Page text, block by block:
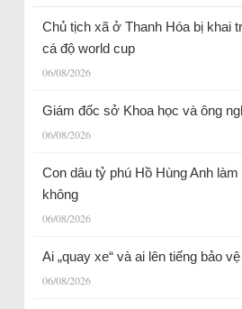
Chủ tịch xã ở Thanh Hóa bị khai
cá độ world cup
06/08/2026
Giám đốc sở Khoa học và ông
06/08/2026
Con dâu tỷ phú Hồ Hùng Anh
không
06/08/2026
Ai „quay xe“ và ai lên tiếng bảo
06/08/2026